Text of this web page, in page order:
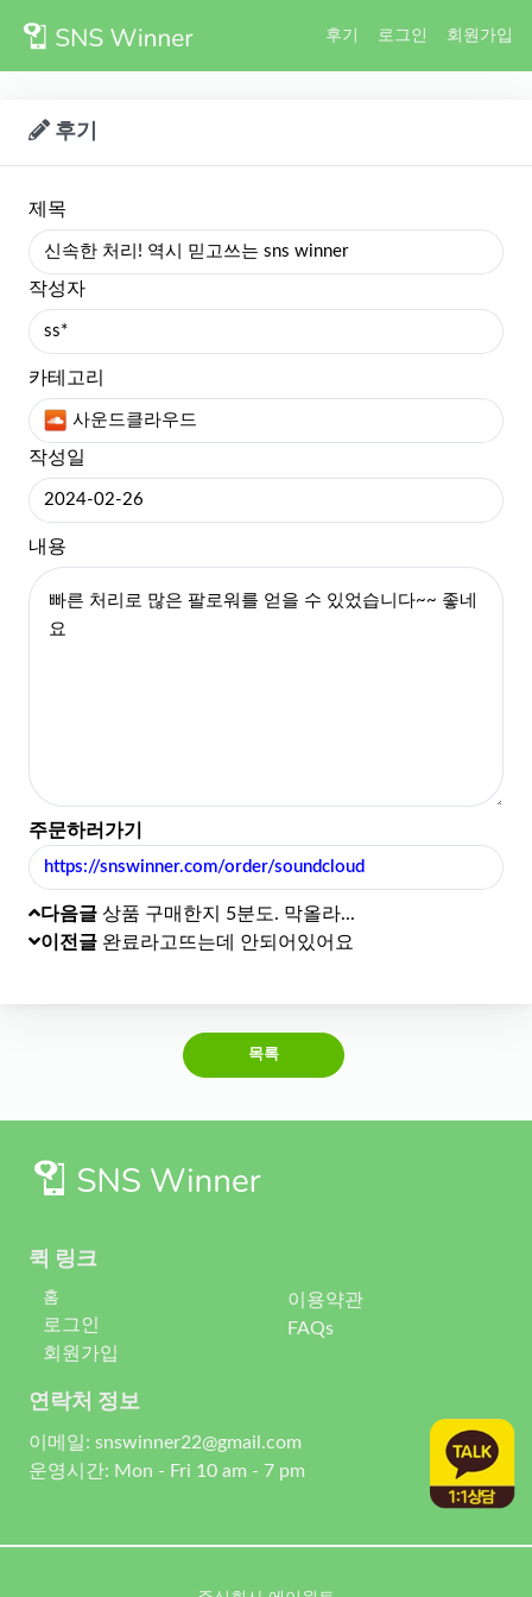
후기 로그인 회원가입
후기
제목
신속한 처리! 역시 믿고쓰는 sns winner
작성자
ss*
카테고리
사운드클라우드
작성일
2024-02-26
내용
주문하러가기
https://snswinner.com/order/soundcloud
다음글 상품 구매한지 5분도. 막올라...
이전글 완료라고뜨는데 안되어있어요
목록
퀵 링크
홈
로그인
회원가입
이용약관
FAQs
연락처 정보
이메일: snswinner22@gmail.com
운영시간: Mon - Fri 10 am - 7 pm